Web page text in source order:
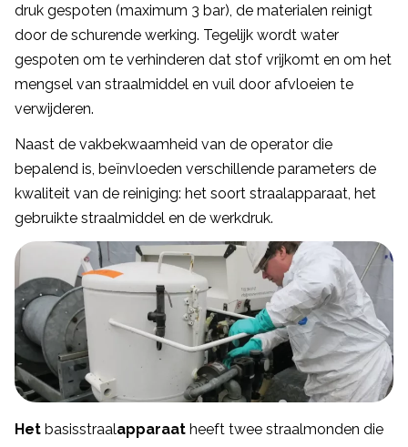
druk gespoten (maximum 3 bar), de materialen reinigt
door de schurende werking. Tegelijk wordt water
gespoten om te verhinderen dat stof vrijkomt en om het
mengsel van straalmiddel en vuil door afvloeien te
verwijderen.
Naast de vakbekwaamheid van de operator die
bepalend is, beïnvloeden verschillende parameters de
kwaliteit van de reiniging: het soort straalapparaat, het
gebruikte straalmiddel en de werkdruk.
Het basisstraalapparaat heeft twee straalmonden die